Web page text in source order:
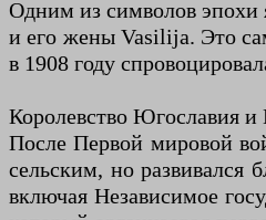
Одним из символов эпохи
и его жены Vasilija. Это
в 1908 году
Королевство Югославия и
После Первой мировой
сельским, но развивался
включая Независимое